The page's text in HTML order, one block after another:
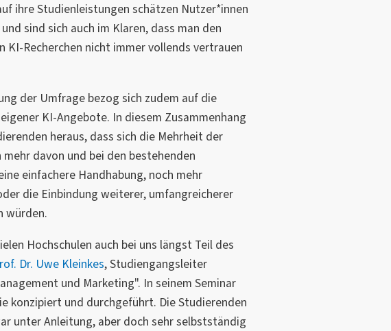
ihre Studienleistungen schätzen Nutzer*innen
sind sich auch im Klaren, dass man den
KI-Recherchen nicht immer vollends vertrauen
der Umfrage bezog sich zudem auf die
KI-Angebote. In diesem Zusammenhang
heraus, dass sich die Mehrheit der
davon und bei den bestehenden
einfachere Handhabung, noch mehr
die Einbindung weiterer, umfangreicherer
würden.
Hochschulen auch bei uns längst Teil des
Dr. Uwe Kleinkes, Studiengangsleiter
und Marketing". In seinem Seminar
konzipiert und durchgeführt. Die Studierenden
unter Anleitung, aber doch sehr selbstständig